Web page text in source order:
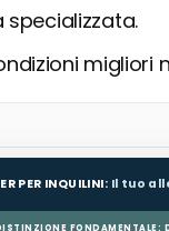
migliori
PER INQUILINI: Il tuo
FONDAMENTALE: